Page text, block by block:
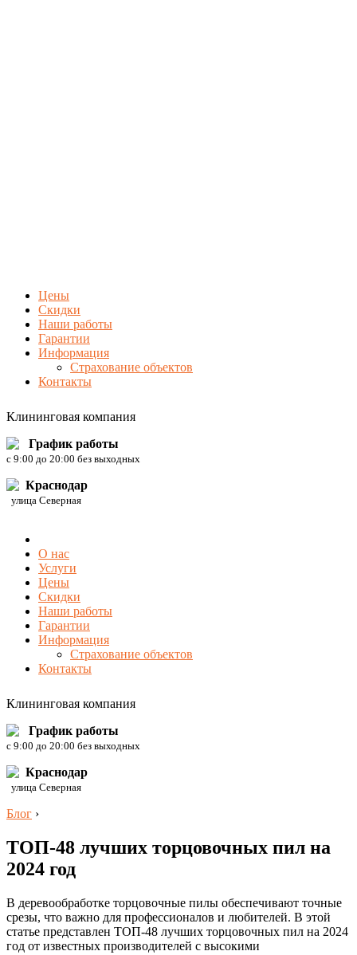
Цены
Скидки
Наши работы
Гарантии
Информация
Страхование объектов
Контакты
Клининговая компания
График работы
c 9:00 до 20:00 без выходных
Краснодар
улица Северная
О нас
Услуги
Цены
Скидки
Наши работы
Гарантии
Информация
Страхование объектов
Контакты
Клининговая компания
График работы
c 9:00 до 20:00 без выходных
Краснодар
улица Северная
Блог ›
ТОП-48 лучших торцовочных пил на
2024 год
В деревообработке торцовочные пилы обеспечивают точные
срезы, что важно для профессионалов и любителей. В этой
статье представлен ТОП-48 лучших торцовочных пил на 2024
год от известных производителей с высокими